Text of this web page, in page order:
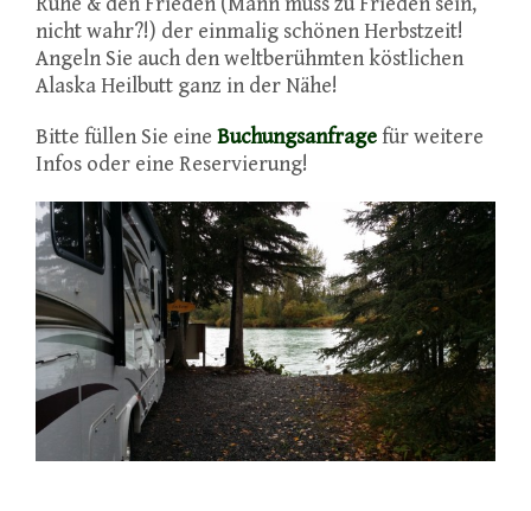
nicht wahr?!) der einmalig schönen Herbstzeit!
Angeln Sie auch den weltberühmten köstlichen
Alaska Heilbutt ganz in der Nähe!
Bitte füllen Sie eine Buchungsanfrage für weitere
Infos oder eine Reservierung!